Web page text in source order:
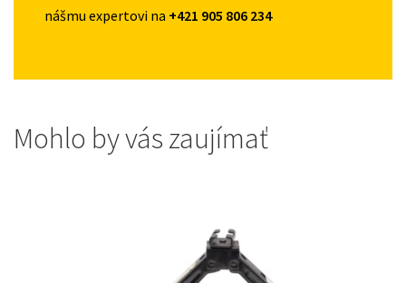
nášmu expertovi na +421 905 806 234
Mohlo by vás zaujímať